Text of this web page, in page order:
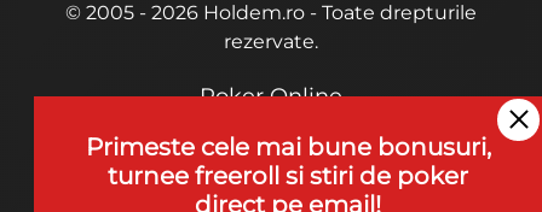
© 2005 - 2026 Holdem.ro - Toate drepturile
rezervate.
Poker Online
Termeni si Conditii
Joaca Poker
Primeste cele mai bune bonusuri,
turnee freeroll si stiri de poker
direct pe email!